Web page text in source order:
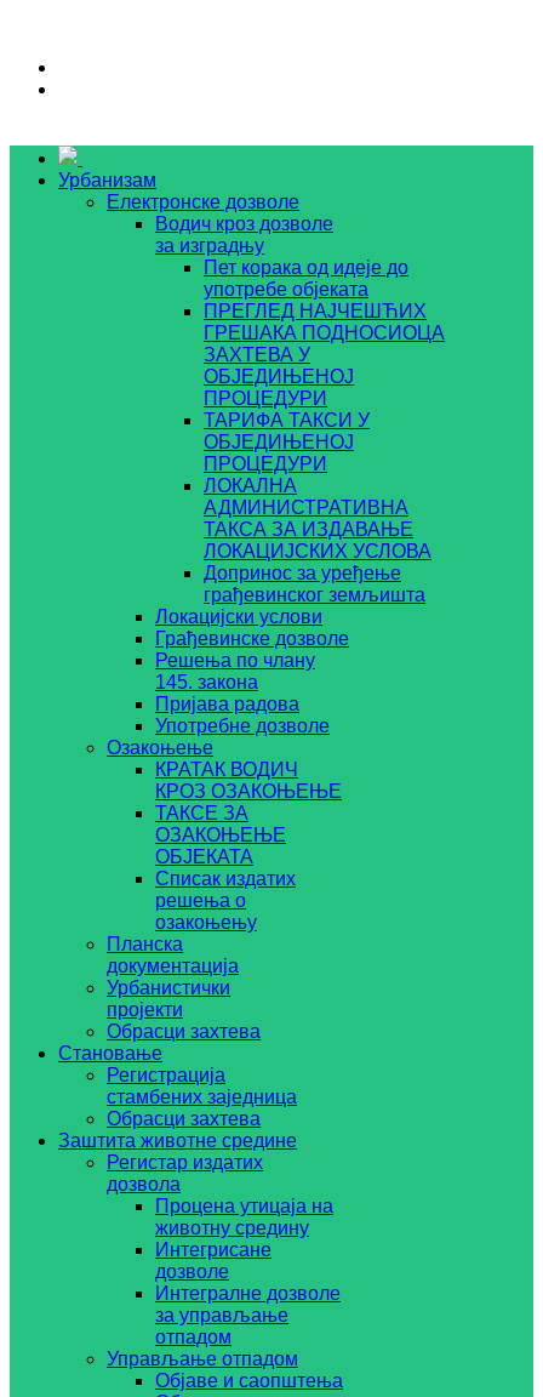
Урбанизам
Електронске дозволе
Водич кроз дозволе
за изградњу
Пет корака од идеје до
употребе објеката
ПРЕГЛЕД НАЈЧЕШЋИХ
ГРЕШАКА ПОДНОСИОЦА
ЗАХТЕВА У
ОБЈЕДИЊЕНОЈ
ПРОЦЕДУРИ
ТАРИФА ТАКСИ У
ОБЈЕДИЊЕНОЈ
ПРОЦЕДУРИ
ЛОКАЛНА
АДМИНИСТРАТИВНА
ТАКСА ЗА ИЗДАВАЊЕ
ЛОКАЦИЈСКИХ УСЛОВА
Допринос за уређење
грађевинског земљишта
Локацијски услови
Грађевинске дозволе
Решења по члану
145. закона
Пријава радова
Употребне дозволе
Озакоњење
КРАТАК ВОДИЧ
КРОЗ ОЗАКОЊЕЊЕ
ТАКСЕ ЗА
ОЗАКОЊЕЊЕ
ОБЈЕКАТА
Списак издатих
решења о
озакоњењу
Планска
документација
Урбанистички
пројекти
Обрасци захтева
Становање
Регистрација
стамбених заједница
Обрасци захтева
Заштита животне средине
Регистар издатих
дозвола
Процена утицаја на
животну средину
Интегрисане
дозволе
Интегралне дозволе
за управљање
отпадом
Управљање отпадом
Објаве и саопштења